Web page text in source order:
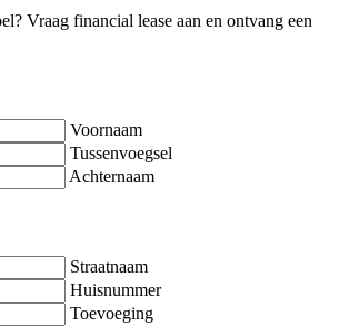
Vraag financial lease aan en ontvang een
Voornaam
Tussenvoegsel
Achternaam
Straatnaam
Huisnummer
Toevoeging